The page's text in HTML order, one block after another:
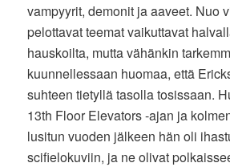
vampyyrit, demonit ja aaveet. Nuo
pelottavat teemat vaikuttavat
hauskoilta, mutta vähänkin
kuunnellessaan huomaa, että
suhteen tietyllä tasolla tosissaan.
13th Floor Elevators -ajan ja
lusitun vuoden jälkeen hän oli
scifielokuviin, ja ne olivat